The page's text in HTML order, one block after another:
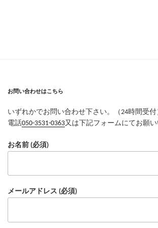
お問い合わせはこちら
いずれかでお問い合わせ下さい。（24時間受付
電話050-3531-0363又は下記フォームにてお願い
お名前 (必須)
メールアドレス (必須)